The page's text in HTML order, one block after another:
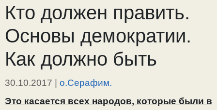
Кто должен править.
Основы демократии.
Как должно быть
30.10.2017
о.Серафим.
Это касается всех народов, которые были в